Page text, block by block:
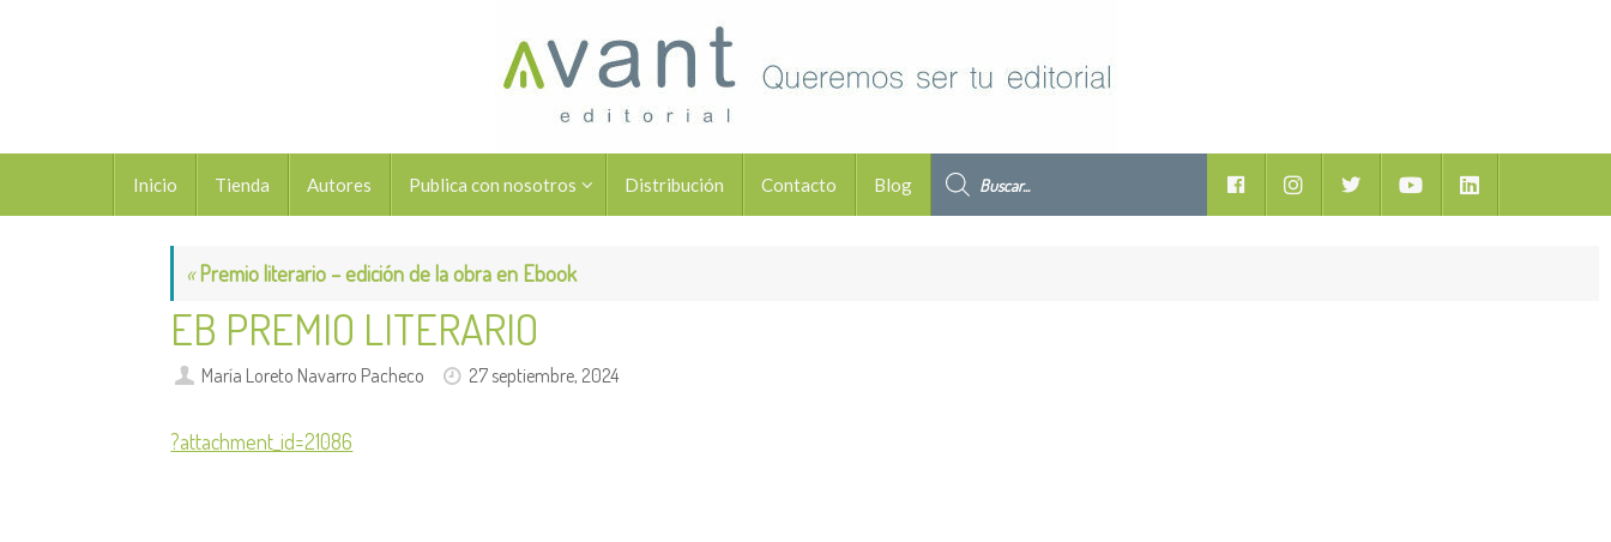
contenido
Inicio Tienda Autores Publica con nosotros Distribución Contacto Blog
Facebook YoutubeLinkedIn
«Premio literario – edición de la obra en Ebook
EB PREMIO LITERARIO
María Loreto Navarro Pacheco 27 septiembre, 2024
?attachment_id=21086